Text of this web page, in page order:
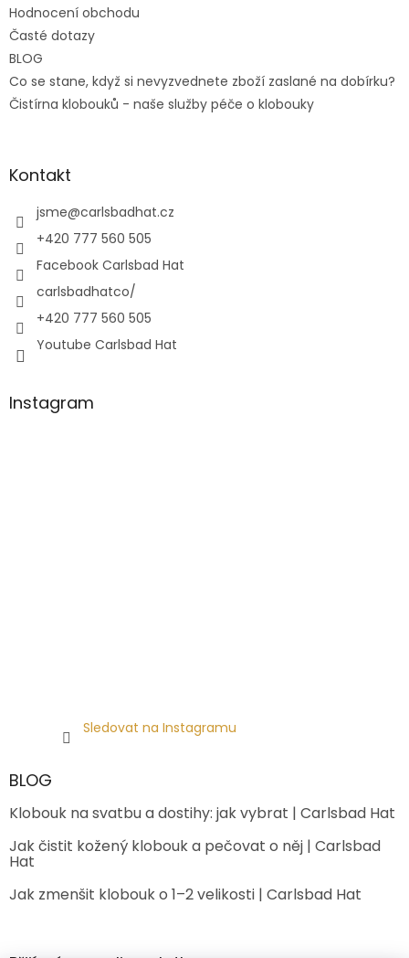
Hodnocení obchodu
Časté dotazy
BLOG
Co se stane, když si nevyzvednete zboží zaslané na dobírku?
Čistírna klobouků - naše služby péče o klobouky
Kontakt
jsme@carlsbadhat.cz
+420 777 560 505
Facebook Carlsbad Hat
carlsbadhatco/
+420 777 560 505
Youtube Carlsbad Hat
Instagram
Sledovat na Instagramu
BLOG
Klobouk na svatbu a dostihy: jak vybrat | Carlsbad Hat
Jak čistit kožený klobouk a pečovat o něj | Carlsbad
Hat
Jak zmenšit klobouk o 1–2 velikosti | Carlsbad Hat